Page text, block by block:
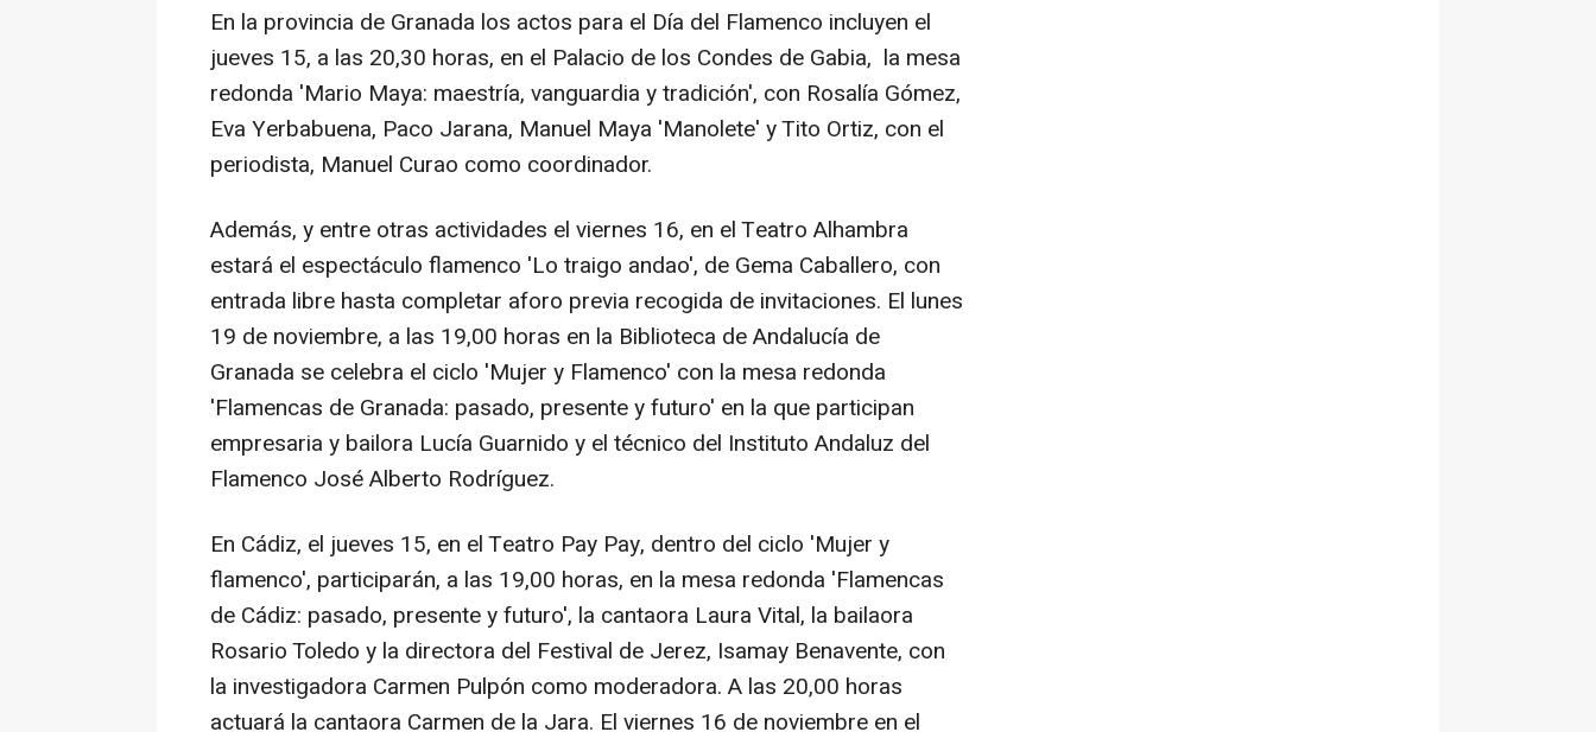
En la provincia de Granada los actos para el Día del Flamenco incluyen el
jueves 15, a las 20,30 horas, en el Palacio de los Condes de Gabia, la mesa
redonda 'Mario Maya: maestría, vanguardia y tradición', con Rosalía Gómez,
Eva Yerbabuena, Paco Jarana, Manuel Maya 'Manolete' y Tito Ortiz, con el
periodista, Manuel Curao como coordinador.
Además, y entre otras actividades el viernes 16, en el Teatro Alhambra
estará el espectáculo flamenco 'Lo traigo andao', de Gema Caballero, con
entrada libre hasta completar aforo previa recogida de invitaciones. El lunes
19 de noviembre, a las 19,00 horas en la Biblioteca de Andalucía de
Granada se celebra el ciclo 'Mujer y Flamenco' con la mesa redonda
'Flamencas de Granada: pasado, presente y futuro' en la que participan
empresaria y bailora Lucía Guarnido y el técnico del Instituto Andaluz del
Flamenco José Alberto Rodríguez.
En Cádiz, el jueves 15, en el Teatro Pay Pay, dentro del ciclo 'Mujer y
flamenco', participarán, a las 19,00 horas, en la mesa redonda 'Flamencas
de Cádiz: pasado, presente y futuro', la cantaora Laura Vital, la bailaora
Rosario Toledo y la directora del Festival de Jerez, Isamay Benavente, con
la investigadora Carmen Pulpón como moderadora. A las 20,00 horas
actuará la cantaora Carmen de la Jara. El viernes 16 de noviembre en el